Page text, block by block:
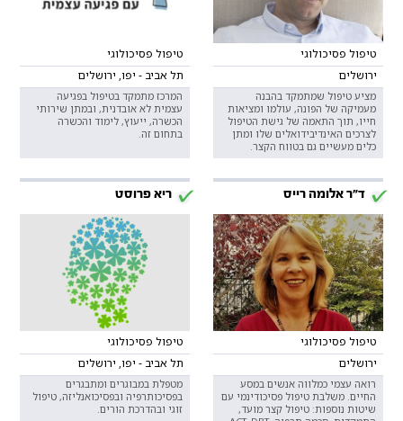
טיפול פסיכולוגי
ירושלים
מציע טיפול שמתמקד בהבנה
מעמיקה של הפונה, עולמו ומציאות
חייו, תוך התאמה של גישת הטיפול
לצרכים האינדיבידואלים שלו ומתן
כלים מעשיים גם בטווח הקצר.
טיפול פסיכולוגי
תל אביב - יפו, ירושלים
המרכז מתמקד בטיפול בפגיעה
עצמית לא אובדנית, ובמתן שירותי
הכשרה, ייעוץ, לימוד והכשרה
בתחום זה.
ד"ר אלומה רייס
טיפול פסיכולוגי
ירושלים
רואה עצמי כמלווה אנשים במסע
החיים. משלבת טיפול פסיכודינמי עם
שיטות נוספות: טיפול קצר מועד,
ריא פרוסט
טיפול פסיכולוגי
תל אביב - יפו, ירושלים
מטפלת במבוגרים ומתבגרים
בפסיכותרפיה ובפסיכואנליזה, טיפול
זוגי ובהדרכת הורים.